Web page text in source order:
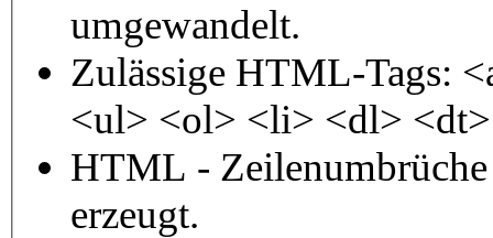
umgewandelt.
Zulässige HTML-Tags:
<ul> <ol> <li> <dl>
HTML - Zeilenumbrüche
erzeugt.